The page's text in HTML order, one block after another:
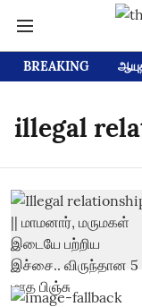
BREAKING
illegal